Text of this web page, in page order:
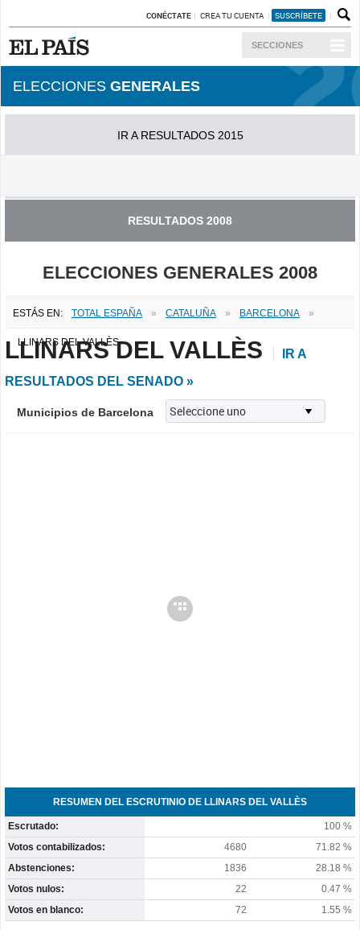
CONÉCTATE CREA TU CUENTA SUSCRÍBETE
SECCIONES
ELECCIONES GENERALES
IR A RESULTADOS 2015
RESULTADOS 2008
ELECCIONES GENERALES 2008
ESTÁS EN: TOTAL ESPAÑA » CATALUÑA » BARCELONA »
LLINARS DEL VALLÈS
LLINARS DEL VALLÈS
IR A
RESULTADOS DEL SENADO »
Municipios de Barcelona
RESUMEN DEL ESCRUTINIO DE LLINARS DEL VALLÈS
Escrutado:
100 %
Votos contabilizados:
4680
71.82 %
Abstenciones:
1836
28.18 %
Votos nulos:
22
0.47 %
Votos en blanco:
72 1.55 %